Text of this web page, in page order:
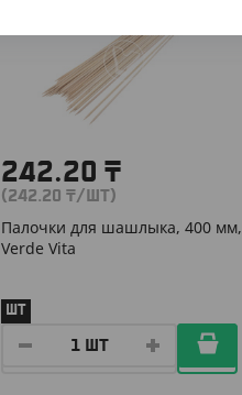
242.20 ₸
(242.20 ₸/ШТ)
Палочки для шашлыка, 400 мм,
Verde Vita
ШТ